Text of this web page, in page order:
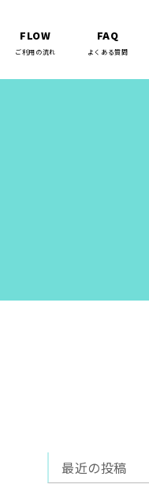
FLOW FAQ
最近の投稿